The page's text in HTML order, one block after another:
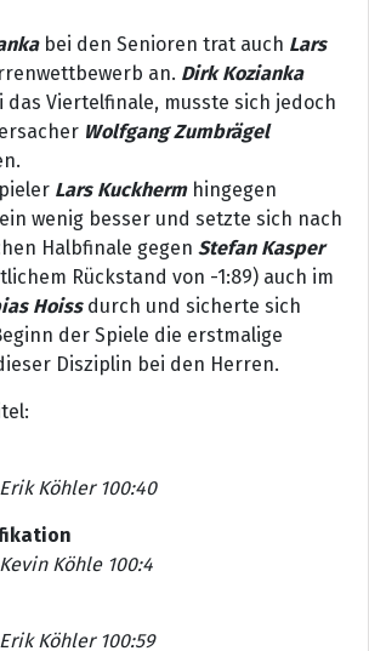
bei den Senioren trat auch Lars
an. Dirk Kozianka
Viertelfinale, musste sich jedoch
Wolfgang Zumbrägel
Lars Kuckherm hingegen
wenig besser und setzte sich nach
Halbfinale gegen Stefan Kasper
Rückstand von -1:89) auch im
Hoissdurch und sicherte sich
der Spiele die erstmalige
Disziplin bei den Herren.
Köhler 100:40
Köhle 100:4
Köhler 100:59